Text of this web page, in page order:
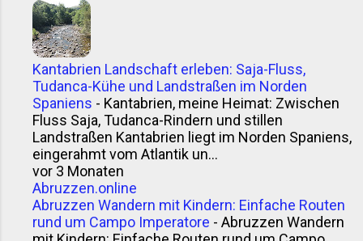
Kantabrien Landschaft erleben: Saja-Fluss,
Tudanca-Kühe und Landstraßen im Norden
Spaniens - Kantabrien, meine Heimat: Zwischen
Fluss Saja, Tudanca-Rindern und stillen
Landstraßen Kantabrien liegt im Norden Spaniens,
eingerahmt vom Atlantik un...
vor 3 Monaten
Abruzzen.online
Abruzzen Wandern mit Kindern: Einfache Routen
rund um Campo Imperatore - Abruzzen Wandern